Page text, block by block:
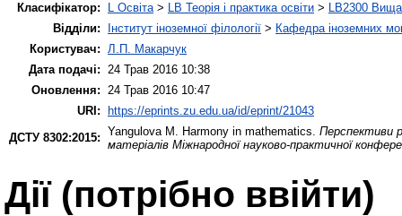
Класифікатор:
L Освіта> LB Теорія і практика освіти > LB2300 Вища
Відділи:
Інститут іноземної філології > Кафедра іноземних
Користувач: Л.П. Макарчук
Дата подачі: 24 Трав 2016 10:38
Оновлення: 24 Трав 2016 10:47
URI:
https://eprints.zu.edu.ua/id/eprint/21043
ДСТУ 8302:2015: Yangulova M. Harmony in mathematics. Перспективи
матеріалів Міжнародної науково-практичної
Дії ​​(потрібно ввійти)